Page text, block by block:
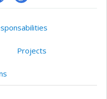
Google
Projects